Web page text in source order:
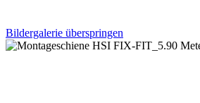
Bildergalerie überspringen